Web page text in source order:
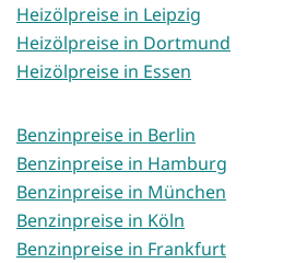
Heizölpreise in Leipzig
Heizölpreise in Dortmund
Heizölpreise in Essen
Benzinpreise in Berlin
Benzinpreise in Hamburg
Benzinpreise in München
Benzinpreise in Köln
Benzinpreise in Frankfurt